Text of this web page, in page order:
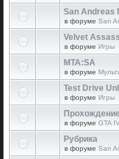
San Andreas
в форуме San
Velvet
в форуме Игры
MTA:SA
в форуме
Test Drive
в форуме Игры
в форуме GTA
Рубрика
в форуме San